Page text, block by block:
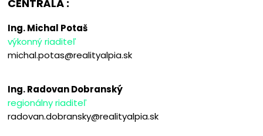
CENTRÁLA :
Ing. Michal Potaš
výkonný riaditeľ
michal.potas@realityalpia.sk
Ing. Radovan Dobranský
regionálny riaditeľ
radovan.dobransky@realityalpia.sk